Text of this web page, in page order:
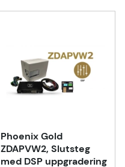
Phoenix Gold
ZDAPVW2, Slutsteg
med DSP uppgradering